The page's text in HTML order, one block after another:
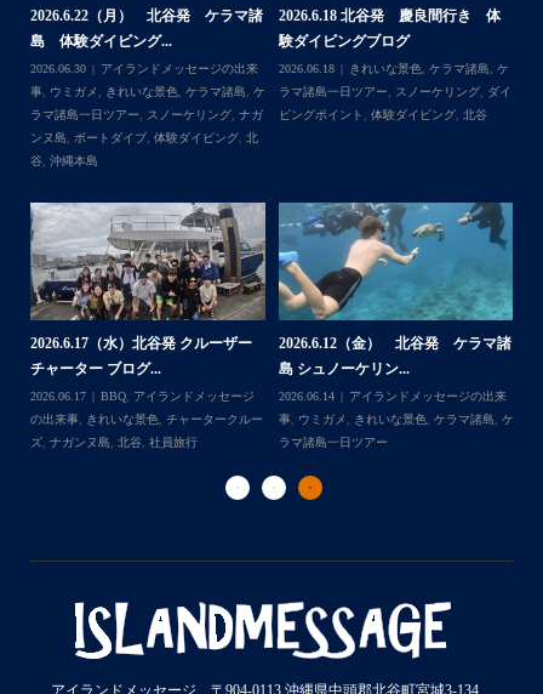
・
アイランドメッセージは北谷町の浜川漁港を拠点に、中部
発着の国立公園指定の慶良間諸島(#ケラマ)の日帰り#ダイビ
ング・#スノーケリング ツアーを開催しているマリンショッ
プです
2026.6.22（月） 北谷発 ケラマ諸
島 体験ダイビング...
2026.06.30
アイランドメッセージの出来
事, ウミガメ きれいな景色 ケラマ諸島
ケ
ラマ諸島一日ツアー
スノーケリング, ナガ
ンヌ島
ボートダイブ, 体験ダイビング, 北
谷, 沖縄本島
2026.6.18 北谷発 慶良間行き 体
験ダイビングブログ
2026.06.18 きれいな景色 ケラマ諸島
ケ
ラマ諸島一日ツアー
スノーケリング,
ダイ
ビングポイント
体験ダイビング, 北谷
2026.6.17（水）北谷発 クルーザー
チャーター ブログ...
2026.06.17 BBQ, アイランドメッセージ
の出来事, きれいな景色, チャータークルー
ズ, ナガンヌ島, 北谷, 社員旅行
2026.6.12（金） 北谷発 ケラマ諸
島 シュノーケリン...
2026.06.14
アイランドメッセージの出来
事, ウミガメ, きれいな景色, ケラマ諸島, ケ
ラマ諸島一日ツアー
アイランドメッセージ 〒904-0113 沖縄県中頭郡北谷町宮城3-134